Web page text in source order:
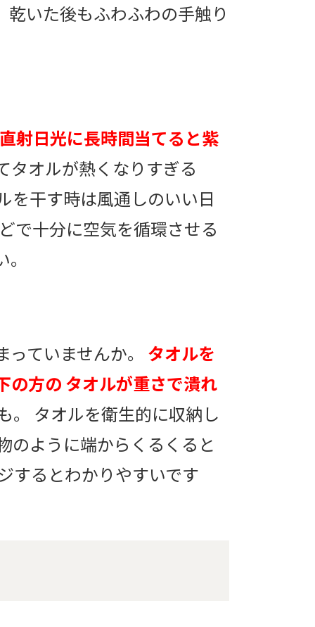
いた後もふわふわの手触り
射日光に長時間当てると紫
タオルが熱くなりすぎる
を干す時は風通しのいい日
で十分に空気を循環させる
ていませんか。 タオルを
の方の タオルが重さで潰れ
。 タオルを衛生的に収納し
のように端からくるくると
するとわかりやすいです